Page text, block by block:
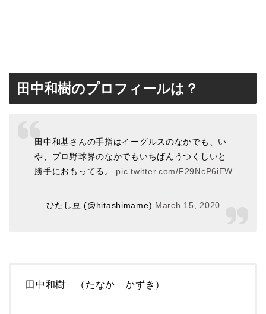
田中和樹のプロフィールは？
田中和基さんの手指はイーグルスのなかでも、い
や、プロ野球界のなかでもいちばんうつくしいと
勝手におもってる。 pic.twitter.com/F29NcP6iEW
— ひたし豆 (@hitashimame) March 15, 2020
田中和樹 （たなか かずき）